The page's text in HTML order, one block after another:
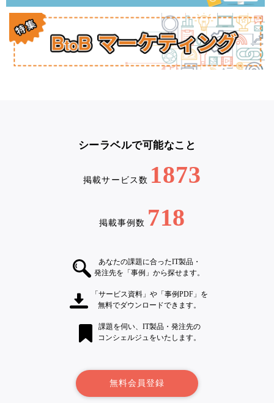
シーラベルで可能なこと
掲載サービス数 1873
掲載事例数 718
あなたの課題に合ったIT製品・
発注先を「事例」から探せます。
「サービス資料」や「事例PDF」を
無料でダウンロードできます。
課題を伺い、IT製品・発注先の
コンシェルジュをいたします。
無料会員登録